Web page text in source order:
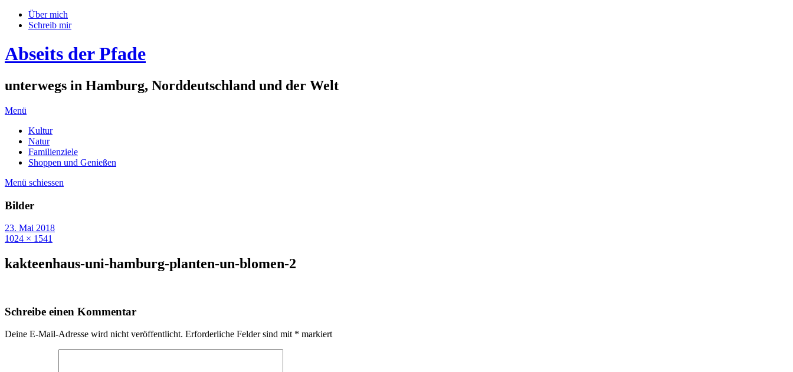
Über mich
Schreib mir
Abseits der Pfade
unterwegs in Hamburg, Norddeutschland und der Welt
Menü
Kultur
Natur
Familienziele
Shoppen und Genießen
Menü schiessen
Bilder
23. Mai 2018
1024 × 1541
kakteenhaus-uni-hamburg-planten-un-blomen-2
Schreibe einen Kommentar
Deine E-Mail-Adresse wird nicht veröffentlicht. Erforderliche Felder sind mit * markiert